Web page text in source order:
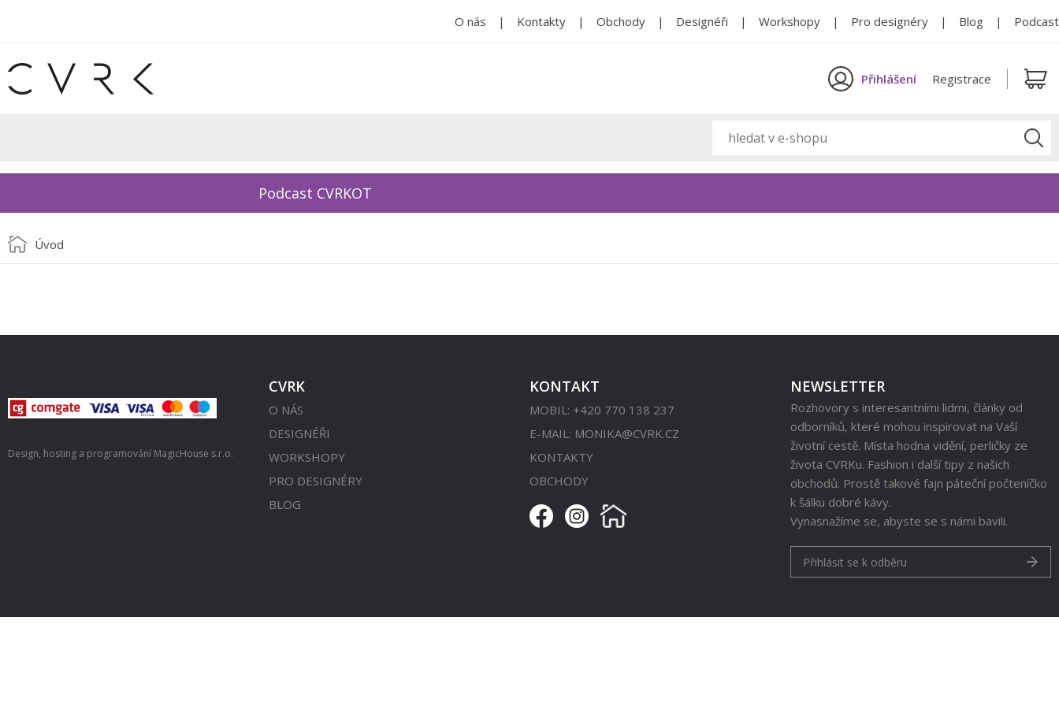
O nás Kontakty Obchody Designéři Workshopy Pro designéry Blog Podcast
Přihlášení Registrace
Podcast CVRKOT
Úvod
Design, hosting a programování MagicHouse s.r.o.
CVRK
O NÁS
DESIGNÉŘI
WORKSHOPY
PRO DESIGNÉRY
BLOG
KONTAKT
MOBIL: +420 770 138 237
E-MAIL: MONIKA@CVRK.CZ
KONTAKTY
OBCHODY
NEWSLETTER
Rozhovory s interesantními lidmi, články od
odborníků, které mohou inspirovat na Vaší
životní cestě. Místa hodna vidění, perličky ze
života CVRKu. Fashion i další tipy z našich
obchodů. Prostě takové fajn páteční počteníčko
k šálku dobré kávy.
Vynasnažíme se, abyste se s námi bavili.
Přihlásit se k odběru